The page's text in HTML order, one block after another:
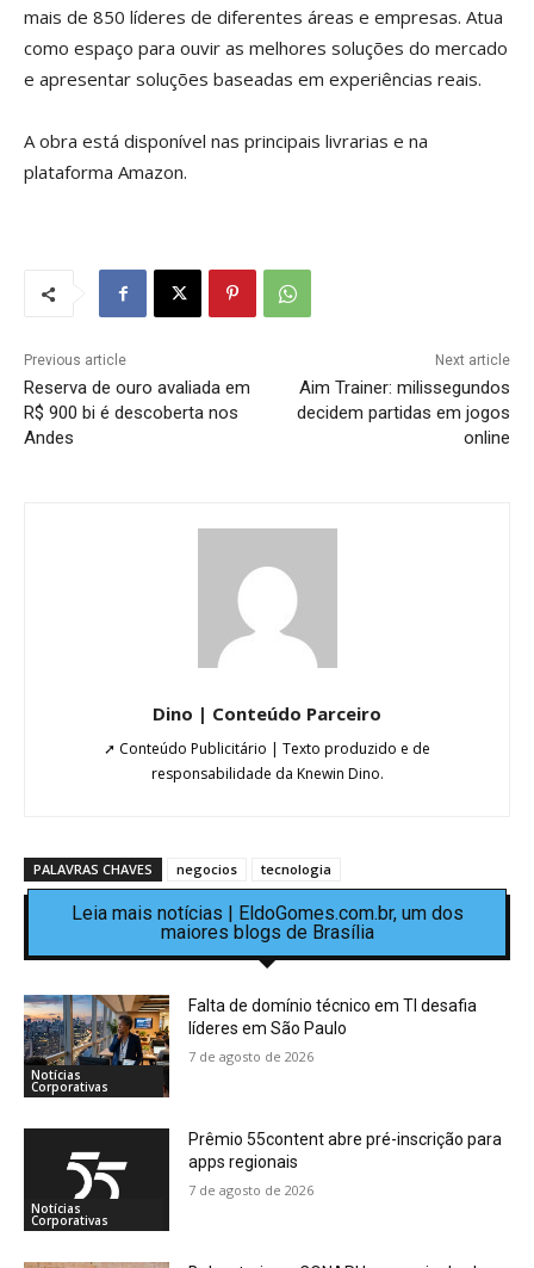
mais de 850 líderes de diferentes áreas e empresas. Atua
como espaço para ouvir as melhores soluções do mercado
e apresentar soluções baseadas em experiências reais.
A obra está disponível nas principais livrarias e na
plataforma Amazon.
Previous article
Reserva de ouro avaliada em
R$ 900 bi é descoberta nos
Andes
Next article
Aim Trainer: milissegundos
decidem partidas em jogos
online
Dino | Conteúdo Parceiro
➚ Conteúdo Publicitário | Texto produzido e de
responsabilidade da Knewin Dino.
PALAVRAS CHAVES negocios tecnologia
Leia mais notícias | EldoGomes.com.br, um dos
maiores blogs de Brasília
Notícias
Corporativas
Falta de domínio técnico em TI desafia
líderes em São Paulo
7 de agosto de 2026
Notícias
Corporativas
Prêmio 55content abre pré-inscrição para
apps regionais
7 de agosto de 2026